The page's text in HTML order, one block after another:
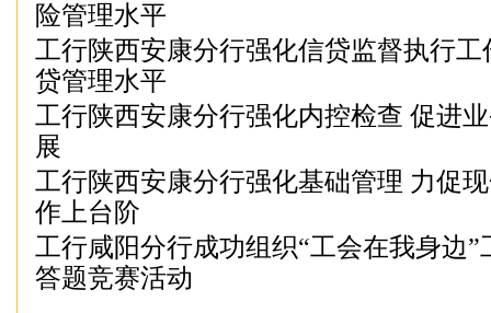
险管理水平
工行陕西安康分行强化信贷监督执行工
贷管理水平
工行陕西安康分行强化内控检查 促进
展
工行陕西安康分行强化基础管理 力促
作上台阶
工行咸阳分行成功组织“工会在我身边”
答题竞赛活动